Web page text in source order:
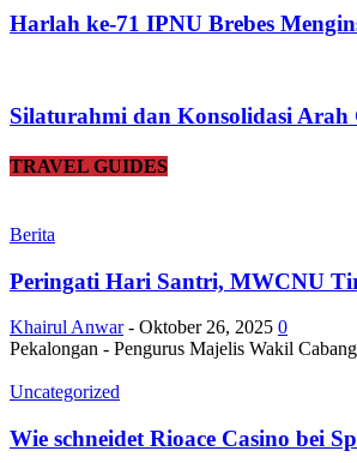
Harlah ke-71 IPNU Brebes
Silaturahmi dan Konsolidasi
TRAVEL GUIDES
Berita
Peringati Hari Santri, MWCNU
Khairul Anwar - Oktober 26, 2025 0
Pekalongan - Pengurus Majelis Wakil
Uncategorized
Wie schneidet Rioace Casino bei